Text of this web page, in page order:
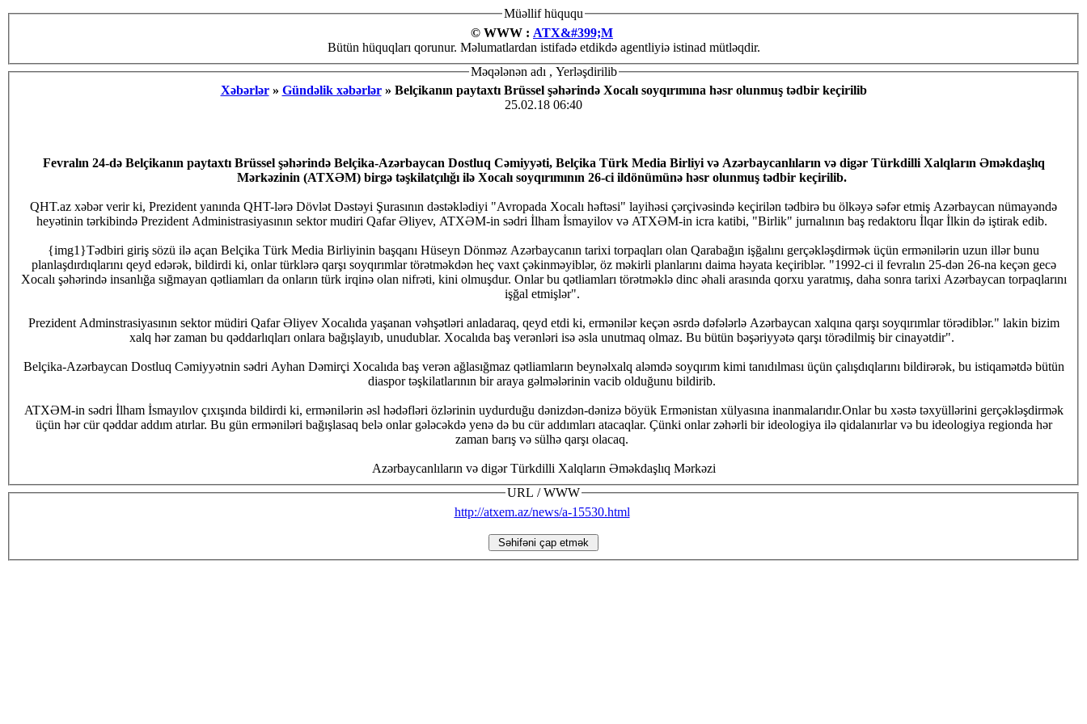
Müəllif hüququ
© WWW : ATX&#399;M
Bütün hüquqları qorunur. Məlumatlardan istifadə etdikdə agentliyiə istinad mütləqdir.
Məqələnən adı , Yerləşdirilib
Xəbərlər» Gündəlik xəbərlər
» Belçikanın paytaxtı Brüssel şəhərində Xocalı soyqırımına həsr olunmuş tədbir keçirilib
25.02.18 06:40
Fevralın 24-də Belçikanın paytaxtı Brüssel şəhərində Belçika-Azərbaycan Dostluq Cəmiyyəti, Belçika Türk Media Birliyi və Azərbaycanlıların və digər Türkdilli Xalqların Əməkdaşlıq
Mərkəzinin (ATXƏM) birgə təşkilatçılığı ilə Xocalı soyqırımının 26-ci ildönümünə həsr olunmuş tədbir keçirilib.
QHT.az xəbər verir ki, Prezident yanında QHT-lərə Dövlət Dəstəyi Şurasının dəstəklədiyi "Avropada Xocalı həftəsi" layihəsi çərçivəsində keçirilən tədbirə bu ölkəyə səfər etmiş Azərbaycan nümayəndə
heyətinin tərkibində Prezident Administrasiyasının sektor mudiri Qafar Əliyev, ATXƏM-in sədri İlham İsmayilov və ATXƏM-in icra katibi, "Birlik" jurnalının baş redaktoru İlqar İlkin də iştirak edib.
{img1}Tədbiri giriş sözü ilə açan Belçika Türk Media Birliyinin başqanı Hüseyn Dönməz Azərbaycanın tarixi torpaqları olan Qarabağın işğalını gerçəkləşdirmək üçün ermənilərin uzun illər bunu
planlaşdırdıqlarını qeyd edərək, bildirdi ki, onlar türklərə qarşı soyqırımlar törətməkdən heç vaxt çəkinməyiblər, öz məkirli planlarını daima həyata keçiriblər. "1992-ci il fevralın 25-dən 26-na keçən gecə
Xocalı şəhərində insanlığa sığmayan qətliamları da onların türk irqinə olan nifrəti, kini olmuşdur. Onlar bu qətliamları törətməklə dinc əhali arasında qorxu yaratmış, daha sonra tarixi Azərbaycan torpaqlarını
işğal etmişlər".
Prezident Adminstrasiyasının sektor müdiri Qafar Əliyev Xocalıda yaşanan vəhşətləri anladaraq, qeyd etdi ki, ermənilər keçən əsrdə dəfələrlə Azərbaycan xalqına qarşı soyqırımlar törədiblər." lakin bizim
xalq hər zaman bu qəddarlıqları onlara bağışlayıb, unudublar. Xocalıda baş verənləri isə əsla unutmaq olmaz. Bu bütün bəşəriyyətə qarşı törədilmiş bir cinayətdir".
Belçika-Azərbaycan Dostluq Cəmiyyətnin sədri Ayhan Dəmirçi Xocalıda baş verən ağlasığmaz qətliamların beynəlxalq aləmdə soyqırım kimi tanıdılması üçün çalışdıqlarını bildirərək, bu istiqamətdə bütün
diaspor təşkilatlarının bir araya gəlmələrinin vacib olduğunu bildirib.
ATXƏM-in sədri İlham İsmayılov çıxışında bildirdi ki, ermənilərin əsl hədəfləri özlərinin uydurduğu dənizdən-dənizə böyük Ermənistan xülyasına inanmalarıdır.Onlar bu xəstə təxyüllərini gerçəkləşdirmək
üçün hər cür qəddar addım atırlar. Bu gün erməniləri bağışlasaq belə onlar gələcəkdə yenə də bu cür addımları atacaqlar. Çünki onlar zəhərli bir ideologiya ilə qidalanırlar və bu ideologiya regionda hər
zaman barış və sülhə qarşı olacaq.
Azərbaycanlıların və digər Türkdilli Xalqların Əməkdaşlıq Mərkəzi
URL / WWW
http://atxem.az/news/a-15530.html